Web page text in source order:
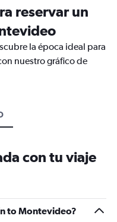
reservar un
la época ideal para
nuestro gráfico de
con tu viaje
to Montevideo?